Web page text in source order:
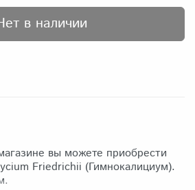
в наличии
вы можете приобрести
Friedrichii (Гимнокалициум).